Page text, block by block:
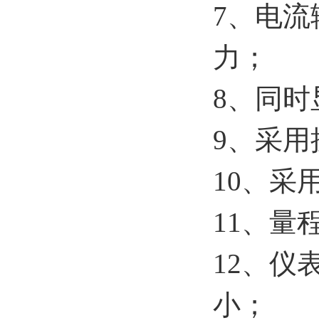
7、电
力；
8、同
9、采
10、采
11、量
12、仪
小；